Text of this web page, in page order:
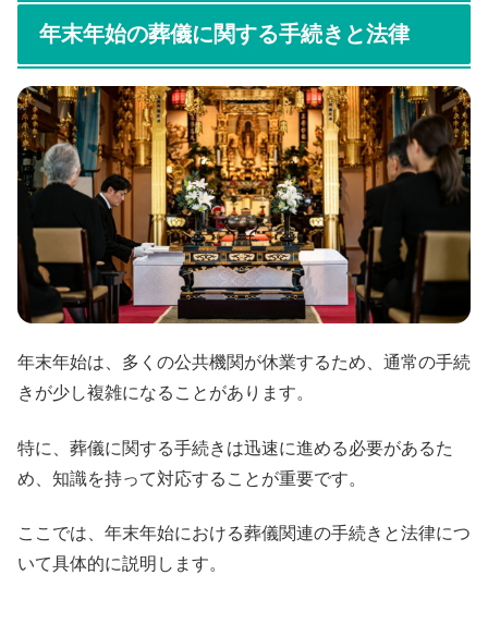
年末年始の葬儀に関する手続きと法律
年末年始は、多くの公共機関が休業するため、通常の手続
きが少し複雑になることがあります。
特に、葬儀に関する手続きは迅速に進める必要があるた
め、知識を持って対応することが重要です。
ここでは、年末年始における葬儀関連の手続きと法律につ
いて具体的に説明します。